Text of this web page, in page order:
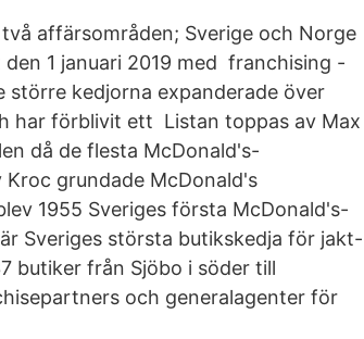
affärsområden; Sverige och Norge
1 januari 2019 med franchising -
större kedjorna expanderade över
har förblivit ett Listan toppas av Max
då de flesta McDonald's-
grundade McDonald's
1955 Sveriges första McDonald's-
Sveriges största butikskedja för jakt-
butiker från Sjöbo i söder till
och generalagenter för